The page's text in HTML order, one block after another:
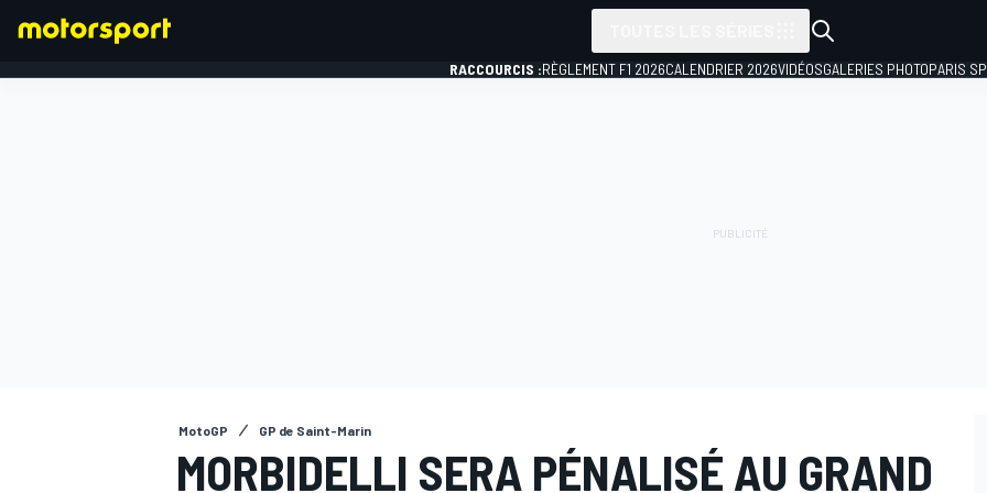
RACCOURCIS :RÈGLEMENT F1 2026CALENDRIER 2026VIDÉOSGALERIES PHOTOPARIS
MotoGP GP de Saint-Marin
MORBIDELLI SERA PÉNALISÉ AU GRAND